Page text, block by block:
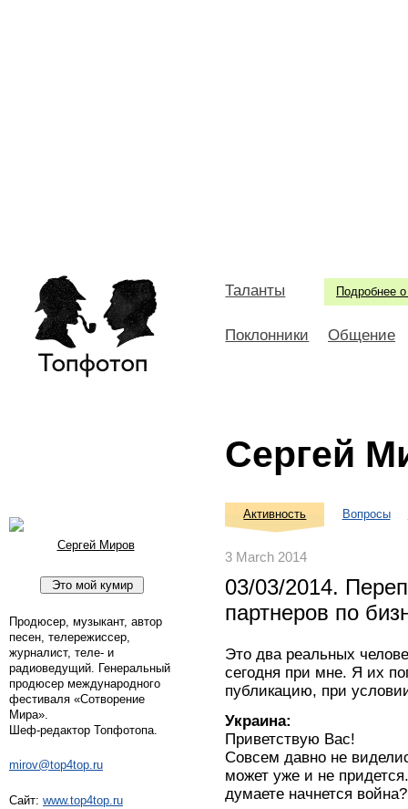
Подробнее о
Таланты
Поклонники Общение
Сергей
Сергей Миров
Продюсер, музыкант, автор
песен, телережиссер,
журналист, теле- и
радиоведущий. Генеральный
продюсер международного
фестиваля «Сотворение
Мира».
Шеф-редактор Топфотопа.
mirov@top4top.ru
Сайт: www.top4top.ru
Активность Вопросы
3 March 2014
03/03/2014.
партнеров по
Это два реальных
сегодня при мне. Я их
публикацию, при
Украина:
Приветствую Вас!
Совсем давно не
может уже и не
думаете начнется война?